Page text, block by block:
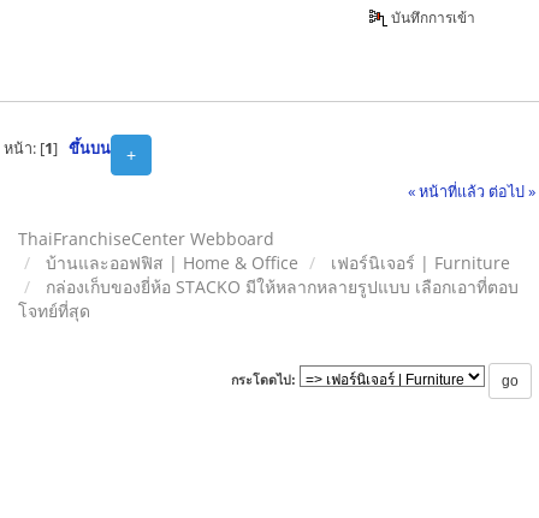
บันทึกการเข้า
+
หน้า: [1] ขึ้นบน
« หน้าที่แล้ว ต่อไป »
ThaiFranchiseCenter Webboard
บ้านและออฟฟิส | Home & Office
เฟอร์นิเจอร์ | Furniture
กล่องเก็บของยี่ห้อ STACKO มีให้หลากหลายรูปแบบ เลือกเอาที่ตอบ
โจทย์ที่สุด
กระโดดไป: